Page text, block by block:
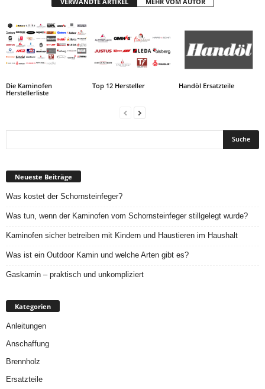
Die Kaminofen
Herstellerliste
Top 12 Hersteller Handöl Ersatzteile
Neueste Beiträge
Was kostet der Schornsteinfeger?
Was tun, wenn der Kaminofen vom Schornsteinfeger stillgelegt wurde?
Kaminofen sicher betreiben mit Kindern und Haustieren im Haushalt
Was ist ein Outdoor Kamin und welche Arten gibt es?
Gaskamin – praktisch und unkompliziert
Kategorien
Anleitungen
Anschaffung
Brennholz
Ersatzteile